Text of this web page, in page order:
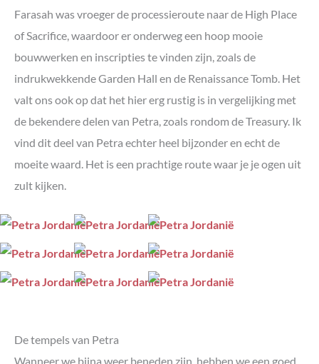
Farasah was vroeger de processieroute naar de High Place
of Sacrifice, waardoor er onderweg een hoop mooie
bouwwerken en inscripties te vinden zijn, zoals de
indrukwekkende Garden Hall en de Renaissance Tomb. Het
valt ons ook op dat het hier erg rustig is in vergelijking met
de bekendere delen van Petra, zoals rondom de Treasury. Ik
vind dit deel van Petra echter heel bijzonder en echt de
moeite waard. Het is een prachtige route waar je je ogen uit
zult kijken.
De tempels van Petra
Wanneer we bijna weer beneden zijn, hebben we een goed